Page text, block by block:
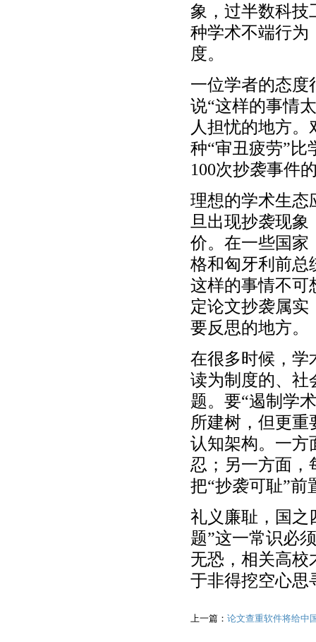
象，过半数科技
种学术不端行为
度。
一位学者的态度
说“这样的事情
人担忧的地方
种“审丑疲劳”
100次抄袭事件
理想的学术生态
旦出现抄袭现
价。在一些国家
格和匈牙利前总
这样的事情不可
定论文抄袭属
要反思的地方。
在很多时候，学
读为制度的、社
题。要“遏制学
所建树，但更重
认知架构。一方
忍；另一方面，
把“抄袭可耻”前
礼义廉耻，国之
题”这一常识必
无恐，相关高校
于非得挖空心思
上一篇： 论文查重软件将给中